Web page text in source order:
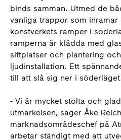
binds samman. Utmed de
vanliga trappor som inramar
konstverkets ramper i
ramperna är klädda med
sittplatser och plantering
ljudinstallation. Ett
till att slå sig ner i
- Vi är mycket stolta och
utmärkelsen, säger Åke
marknadsområdeschef på
arbetar ständigt med att